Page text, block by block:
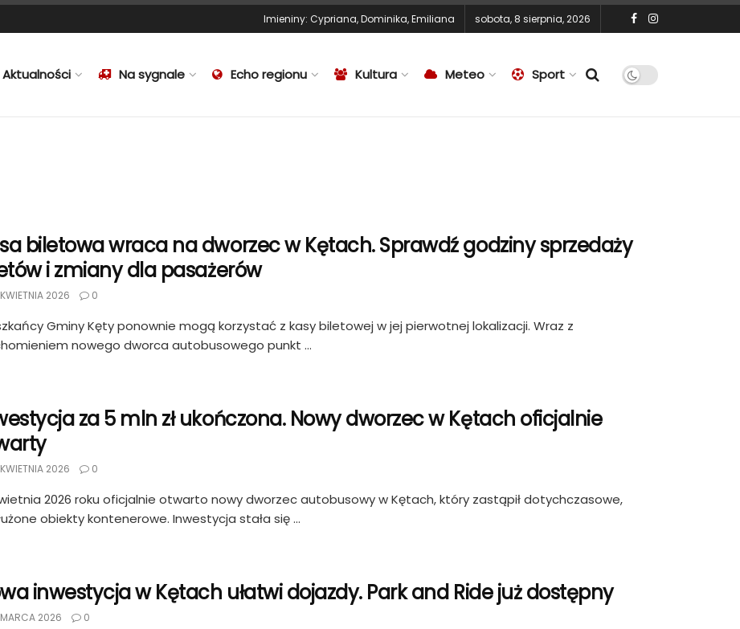
Imieniny: Cypriana,Dominika,Emiliana sobota, 8 sierpnia, 2026
Aktualności Na sygnale Echo regionu Kultura Meteo Sport
biletowa wraca na dworzec w Kętach. Sprawdź godziny sprzedaży
i zmiany dla pasażerów
2026 0
Gminy Kęty ponownie mogą korzystać z kasy biletowej w jej pierwotnej lokalizacji. Wraz z
nowego dworca autobusowego punkt ...
za 5 mln zł ukończona. Nowy dworzec w Kętach oficjalnie
2026 0
2026 roku oficjalnie otwarto nowy dworzec autobusowy w Kętach, który zastąpił dotychczasowe,
obiekty kontenerowe. Inwestycja stała się ...
inwestycja w Kętach ułatwi dojazdy. Park and Ride już dostępny
2026 0